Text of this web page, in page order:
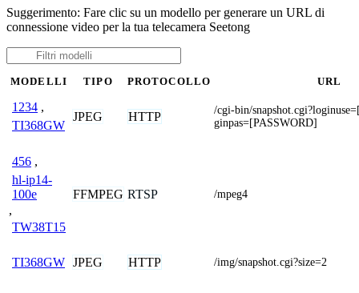
Suggerimento: Fare clic su un modello per generare un URL di
connessione video per la tua telecamera Seetong
MODELLI TIPO PROTOCOLLO URL
1234 ,
TI368GW
JPEG HTTP
/cgi-bin/
ginpas=[PASSWORD]
456 ,
hl-ip14-
100e
,
TW38T15
FFMPEG RTSP /mpeg4
TI368GW JPEG HTTP /img/snapshot.cgi?size=2